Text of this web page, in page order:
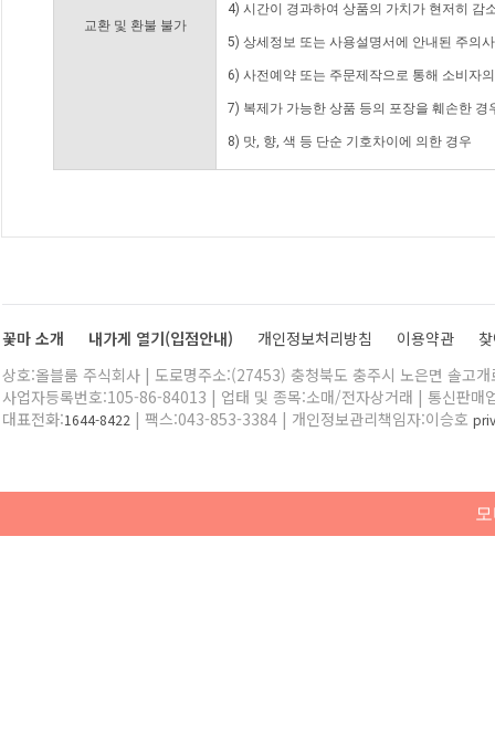
교환 및 환불 불가
4) 시간이 경과하여 상품의 가치가 현저히 감
5) 상세정보 또는 사용설명서에 안내된 주의
6) 사전예약 또는 주문제작으로 통해 소비자
7) 복제가 가능한 상품 등의 포장을 훼손한 경
8) 맛, 향, 색 등 단순 기호차이에 의한 경우
꽃마 소개 내가게 열기(입점안내) 개인정보처리방침 이용약관
상호:올블룸 주식회사 | 도로명주소:(27453) 충청북도 충주시 노은면 솔고
사업자등록번호:105-86-84013 | 업태 및 종목:소매/전자상거래 | 통신판매
대표전화:1644-8422 | 팩스:043-853-3384 | 개인정보관리책임자:이승호